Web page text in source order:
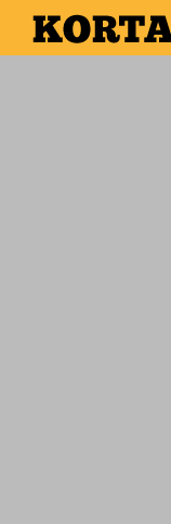
Hoppa
till